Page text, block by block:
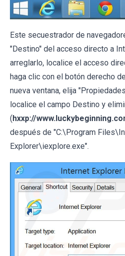
Este secuestrador de
"Destino" del acceso directo a
arreglarlo, localice el acceso
haga clic con el botón derecho
nueva ventana, elija
localice el campo Destino y
(hxxp://
después de "C:\Program
Explorer\iexplore.exe".